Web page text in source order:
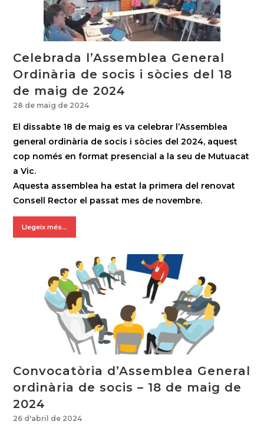
Celebrada l’Assemblea General
Ordinària de socis i sòcies del 18
de maig de 2024
28 de maig de 2024
El dissabte 18 de maig es va celebrar l’Assemblea
general ordinària de socis i sòcies del 2024, aquest
cop només en format presencial a la seu de Mutuacat
a Vic.
Aquesta assemblea ha estat la primera del renovat
Consell Rector el passat mes de novembre.
Llegeix més...
Convocatòria d’Assemblea General
ordinària de socis – 18 de maig de
2024
26 d'abril de 2024